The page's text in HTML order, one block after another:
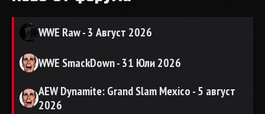
WWE Raw - 3 Август 2026
WWE SmackDown - 31 Юли 2026
AEW Dynamite: Grand Slam Mexico - 5 август
2026